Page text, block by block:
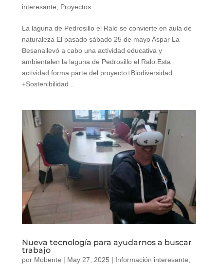
interesante
Proyectos
La laguna de Pedrosillo el Ralo se convierte en aula de
naturaleza El pasado sábado 25 de mayo Aspar La
Besanallevó a cabo una actividad educativa y
ambientalen la laguna de Pedrosillo el Ralo.Esta
actividad forma parte del proyecto+Biodiversidad
+Sostenibilidad...
Nueva tecnología para ayudarnos a buscar
trabajo
por Mobente | May 27, 2025 | Información interesante